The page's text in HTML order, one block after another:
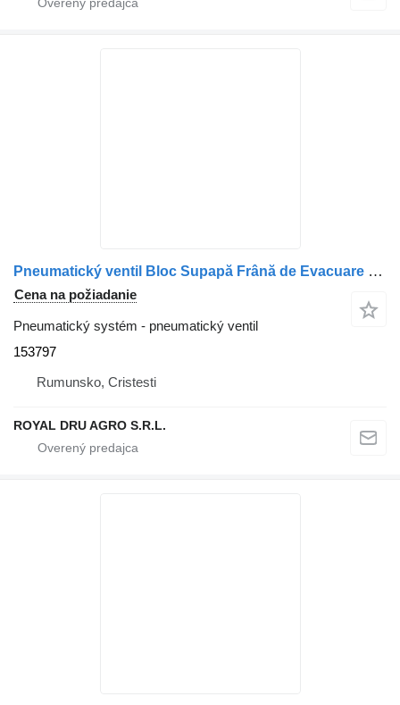
Pneumatický ventil Bloc Supapă Frână de Evacuare 153797 na nákladného auta Scania
Cena na požiadanie
Pneumatický systém - pneumatický ventil
153797
Rumunsko, Cristesti
ROYAL DRU AGRO S.R.L.